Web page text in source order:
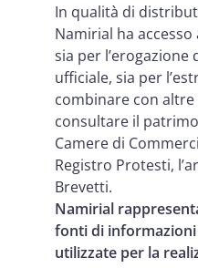
In qualità di
Namirial ha
sia per
ufficiale, sia per
combinare con
consultare il
Camere di
Registro Protesti,
Brevetti.
Namirial
fonti di
utilizzate per la